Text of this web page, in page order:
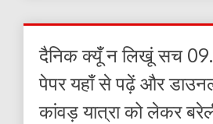
दैनिक क्यूँ न लिखूं सच
पेपर यहाँ से पढ़ें और
कांवड़ यात्रा को लेकर